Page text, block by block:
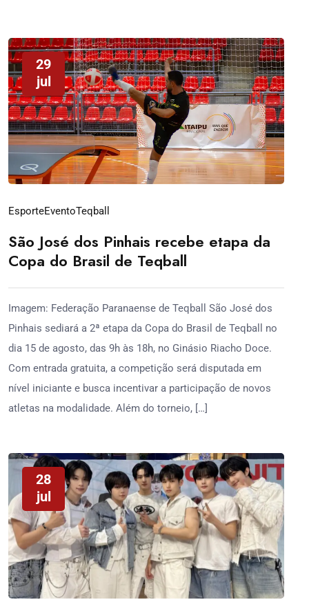
29
jul
EsporteEventoTeqball
São José dos Pinhais recebe etapa da
Copa do Brasil de Teqball
Imagem: Federação Paranaense de Teqball São José dos
Pinhais sediará a 2ª etapa da Copa do Brasil de Teqball no
dia 15 de agosto, das 9h às 18h, no Ginásio Riacho Doce.
Com entrada gratuita, a competição será disputada em
nível iniciante e busca incentivar a participação de novos
atletas na modalidade. Além do torneio, […]
28
jul